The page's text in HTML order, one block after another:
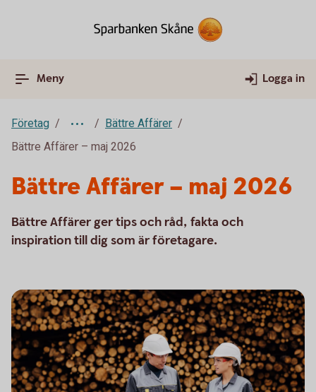
Meny Logga in
Företag
Bättre Affärer
Bättre Affärer – maj 2026
Bättre Affärer – maj 2026
Bättre Affärer ger tips och råd, fakta och
inspiration till dig som är företagare.